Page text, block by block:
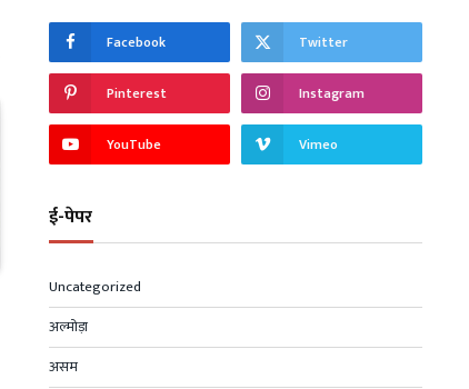
Facebook Twitter
Pinterest Instagram
YouTube Vimeo
ई-पेपर
Uncategorized
अल्मोड़ा
असम